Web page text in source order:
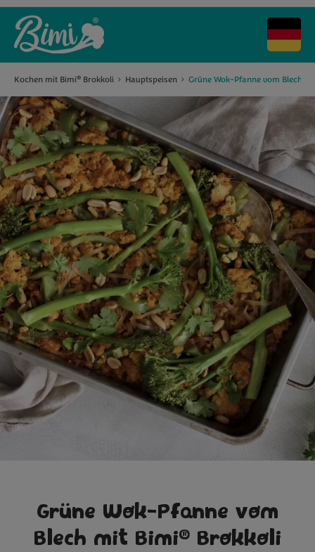
Kochen mit Bimi® Brokkoli Hauptspeisen Grüne Wok-Pfanne vom Blech
Grüne Wok-Pfanne vom
Blech mit Bimi® Brokkoli